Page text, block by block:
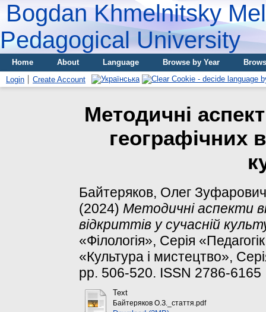
Bogdan Khmelnitsky
Pedagogical University
Home About Language Browse by Year
Login
Create Account
Методичні
географічних
Байтеряков, Олег Зуфарович
(2024) Методичні аспекти
відкриттів у сучасній
«Філологія», Серія
«Культура і мистецтво»,
pp. 506-520. ISSN 2786-6165
Text
Байтеряков О.З._стаття.pdf